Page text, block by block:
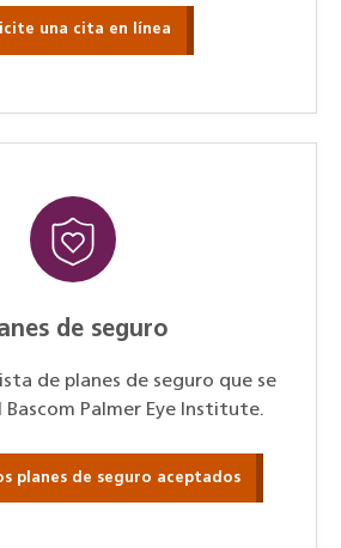
una cita en línea
de seguro
de planes de seguro que se
Bascom Palmer Eye Institute.
planes de seguro aceptados